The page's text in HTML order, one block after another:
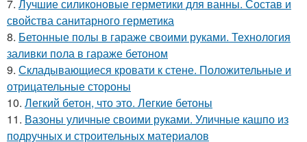
7. Лучшие силиконовые герметики для ванны. Состав и
свойства санитарного герметика
8. Бетонные полы в гараже своими руками. Технология
заливки пола в гараже бетоном
9. Складывающиеся кровати к стене. Положительные и
отрицательные стороны
10. Легкий бетон, что это. Легкие бетоны
11. Вазоны уличные своими руками. Уличные кашпо из
подручных и строительных материалов